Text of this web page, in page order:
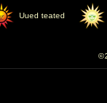
Uued teated
©